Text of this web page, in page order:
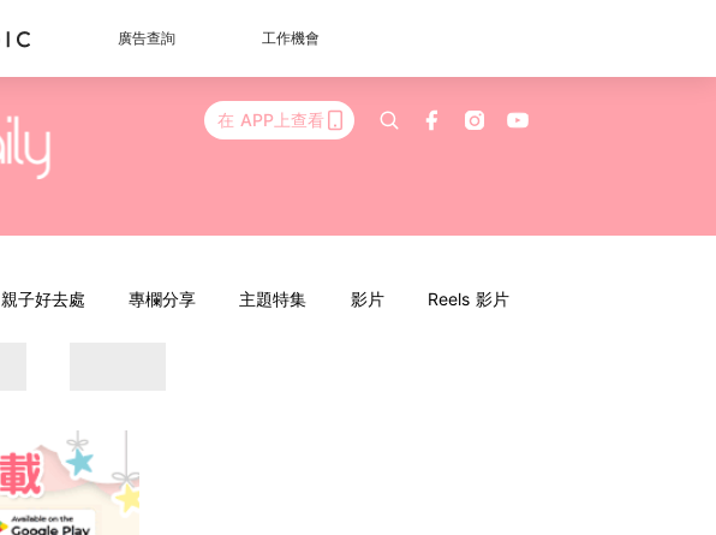
廣告查詢 工作機會
在 APP上查看
親子好去處 專欄分享 主題特集 影片 Reels 影片